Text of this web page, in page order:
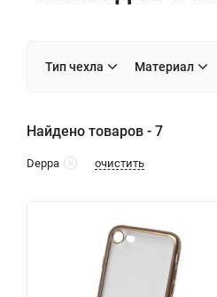
Тип чехла Материал
Найдено товаров - 7
Deppa очистить